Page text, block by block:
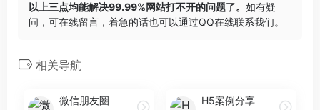
以上三点均能解决99.99%网站打不开的问题了。 如有疑
问，可在线留言，着急的话也可以通过QQ在线联系我们。
相关导航
微信朋友圈 H5案例分享